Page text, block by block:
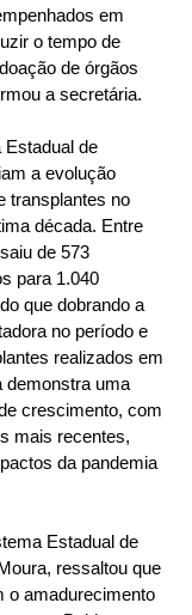
em
o tempo de
de órgãos
a secretária.
de
a evolução
transplantes no
década. Entre
de 573
para 1.040
que dobrando a
no período e
realizados em
demonstra uma
crescimento, com
mais recentes,
da pandemia
Estadual de
ressaltou que
o amadurecimento